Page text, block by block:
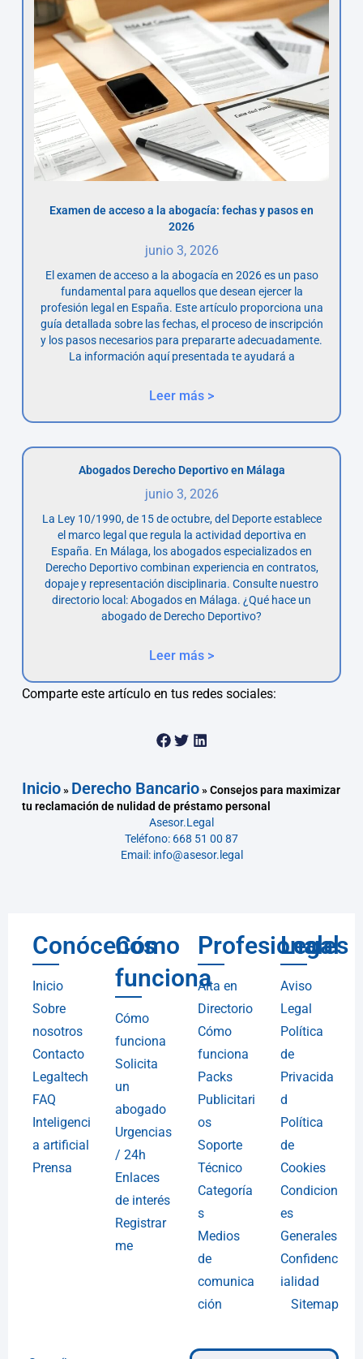
Examen de acceso a la abogacía: fechas y pasos en
2026
junio 3, 2026
El examen de acceso a la abogacía en 2026 es un paso
fundamental para aquellos que desean ejercer la
profesión legal en España. Este artículo proporciona una
guía detallada sobre las fechas, el proceso de inscripción
y los pasos necesarios para prepararte adecuadamente.
La información aquí presentada te ayudará a
Leer más >
Abogados Derecho Deportivo en Málaga
junio 3, 2026
La Ley 10/1990, de 15 de octubre, del Deporte establece
el marco legal que regula la actividad deportiva en
España. En Málaga, los abogados especializados en
Derecho Deportivo combinan experiencia en contratos,
dopaje y representación disciplinaria. Consulte nuestro
directorio local: Abogados en Málaga. ¿Qué hace un
abogado de Derecho Deportivo?
Leer más >
Comparte este artículo en tus redes sociales:
Inicio» Derecho Bancario»Consejos para maximizar
tu reclamación de nulidad de préstamo personal
Asesor.Legal
Teléfono: 668 51 00 87
Email: info@asesor.legal
Conócenos
Inicio
Sobre
nosotros
Contacto
Legaltech
FAQ
Inteligenci
a artificial
Prensa
Cómo
funciona
Cómo
funciona
Solicita
un
abogado
Urgencias
/ 24h
Enlaces
de interés
Registrar
me
Profesionales
Alta en
Directorio
Cómo
funciona
Packs
Publicitari
os
Soporte
Técnico
Categoría
s
Medios
de
comunica
ción
Legal
Aviso
Legal
Política
de
Privacida
d
Política
de
Cookies
Condicion
es
Generales
Confidenc
ialidad
Sitemap